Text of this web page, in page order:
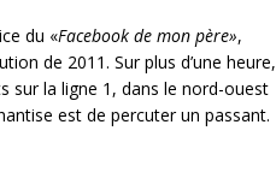
du «Facebook de mon père»,
de 2011. Sur plus d’une heure,
sur la ligne 1, dans le nord-ouest
est de percuter un passant.